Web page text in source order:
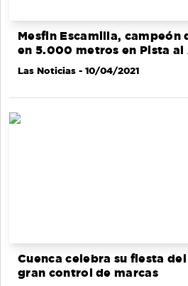
Mesfin Escamilla, campeón
en 5.000 metros en Pista
Las Noticias - 10/04/2021
Cuenca celebra su fiesta
gran control de marcas